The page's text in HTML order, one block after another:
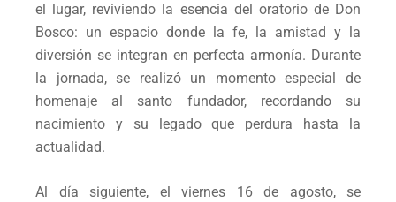
el lugar, reviviendo la esencia del oratorio de Don
Bosco: un espacio donde la fe, la amistad y la
diversión se integran en perfecta armonía. Durante
la jornada, se realizó un momento especial de
homenaje al santo fundador, recordando su
nacimiento y su legado que perdura hasta la
actualidad.
Al día siguiente, el viernes 16 de agosto, se